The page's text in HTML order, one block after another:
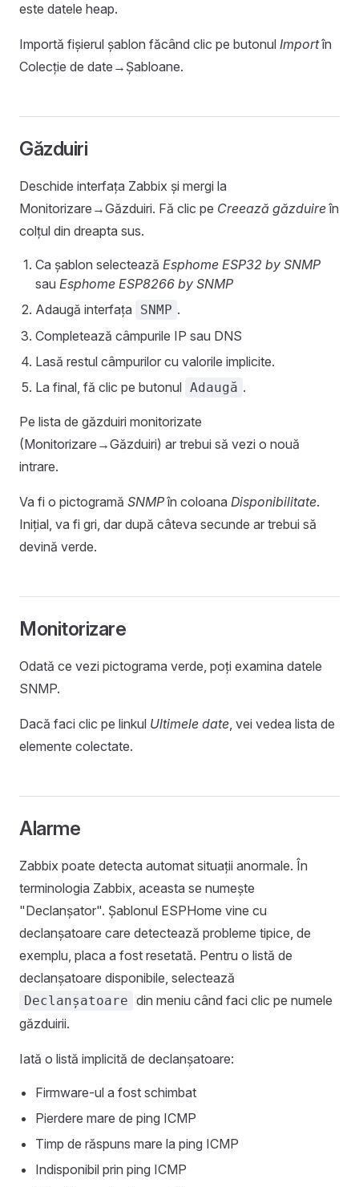
este datele heap.
Importă fișierul șablon făcând clic pe butonul Importîn
Colecție de date→Șabloane.
Găzduiri
Deschide interfața Zabbix și mergi la
Monitorizare→Găzduiri. Fă clic pe Creează găzduireîn
colțul din dreapta sus.
Ca șablon selectează Esphome ESP32 by SNMP
sau Esphome ESP8266 by SNMP
Adaugă interfața
SNMP .
Completează câmpurile IP sau DNS
Lasă restul câmpurilor cu valorile implicite.
La final, fă clic pe butonul Adaugă .
Pe lista de găzduiri monitorizate
(Monitorizare→Găzduiri) ar trebui să vezi o nouă
intrare.
Va fi o pictogramă SNMPîn coloana Disponibilitate.
Inițial, va fi gri, dar după câteva secunde ar trebui să
devină verde.
Monitorizare
Odată ce vezi pictograma verde, poți examina datele
SNMP.
Dacă faci clic pe linkul Ultimele date, vei vedea lista de
elemente colectate.
Alarme
Zabbix poate detecta automat situații anormale. În
terminologia Zabbix, aceasta se numește
"Declanșator". Șablonul ESPHome vine cu
declanșatoare care detectează probleme tipice, de
exemplu, placa a fost resetată. Pentru o listă de
declanșatoare disponibile, selectează
Declanșatoare din meniu când faci clic pe numele
găzduirii.
Iată o listă implicită de declanșatoare:
Firmware-ul a fost schimbat
Pierdere mare de ping ICMP
Timp de răspuns mare la ping ICMP
Indisponibil prin ping ICMP